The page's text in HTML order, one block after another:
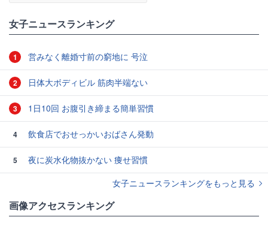
女子ニュースランキング
1 営みなく離婚寸前の窮地に 号泣
2 日体大ボディビル 筋肉半端ない
3 1日10回 お腹引き締まる簡単習慣
4 飲食店でおせっかいおばさん発動
5
夜に炭水化物抜かない 痩せ習慣
女子ニュースランキングをもっと見る
画像アクセスランキング